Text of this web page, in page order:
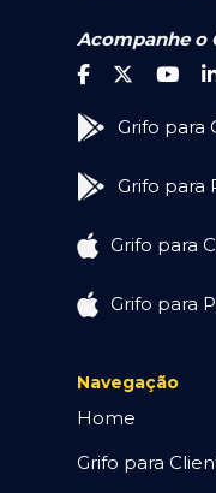
Acompanhe o
Grifo para
Grifo para
Grifo para
Grifo para
Navegação
Home
Grifo para